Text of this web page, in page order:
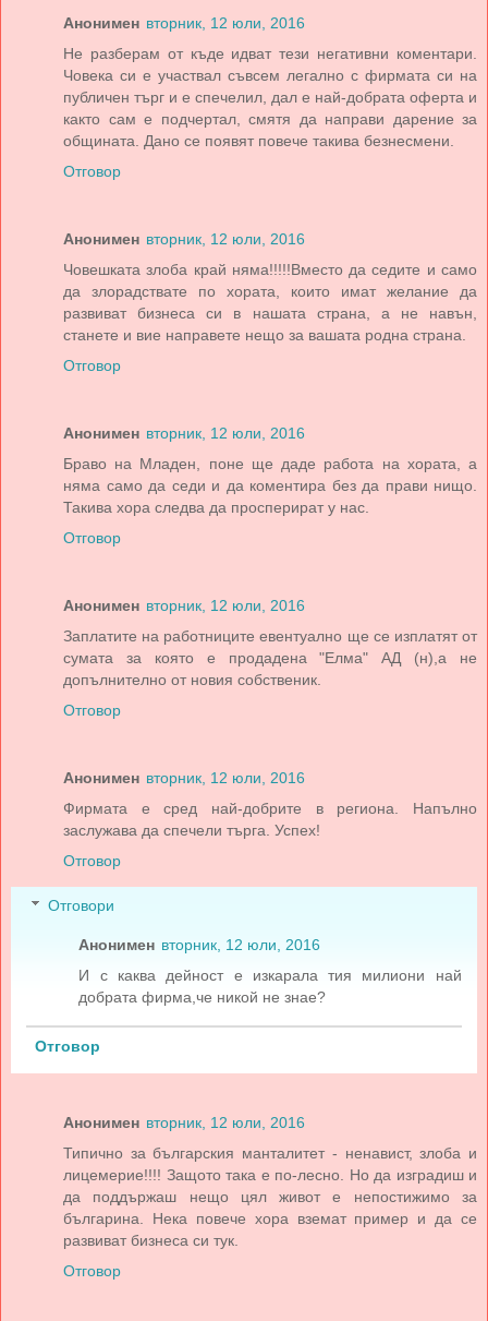
Анонимен вторник, 12 юли, 2016
Не разберам от къде идват тези негативни коментари.
Човека си е участвал съвсем легално с фирмата си на
публичен търг и е спечелил, дал е най-добрата оферта и
както сам е подчертал, смятя да направи дарение за
общината. Дано се появят повече такива безнесмени.
Отговор
Анонимен вторник, 12 юли, 2016
Човешката злоба край няма!!!!!Вместо да седите и само
да злорадствате по хората, които имат желание да
развиват бизнеса си в нашата страна, а не навън,
станете и вие направете нещо за вашата родна страна.
Отговор
Анонимен вторник, 12 юли, 2016
Браво на Младен, поне ще даде работа на хората, а
няма само да седи и да коментира без да прави нищо.
Такива хора следва да просперират у нас.
Отговор
Анонимен вторник, 12 юли, 2016
Заплатите на работниците евентуално ще се изплатят от
сумата за която е продадена "Елма" АД (н),а не
допълнително от новия собственик.
Отговор
Анонимен вторник, 12 юли, 2016
Фирмата е сред най-добрите в региона. Напълно
заслужава да спечели търга. Успех!
Отговор
Отговори
Анонимен вторник, 12 юли, 2016
И с каква дейност е изкарала тия милиони най
добрата фирма,че никой не знае?
Отговор
Анонимен вторник, 12 юли, 2016
Типично за българския манталитет - ненавист, злоба и
лицемерие!!!! Защото така е по-лесно. Но да изградиш и
да поддържаш нещо цял живот е непостижимо за
българина. Нека повече хора вземат пример и да се
развиват бизнеса си тук.
Отговор